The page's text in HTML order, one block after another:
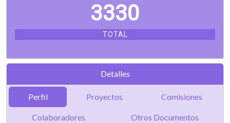
3330
TOTAL
Detalles
Perfil Proyectos Comisiones
Colaboradores Otros Documentos